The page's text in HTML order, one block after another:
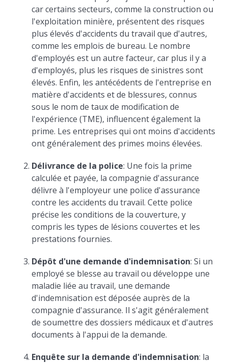
car certains secteurs, comme la construction ou
l'exploitation minière, présentent des risques
plus élevés d'accidents du travail que d'autres,
comme les emplois de bureau. Le nombre
d'employés est un autre facteur, car plus il y a
d'employés, plus les risques de sinistres sont
élevés. Enfin, les antécédents de l'entreprise en
matière d'accidents et de blessures, connus
sous le nom de taux de modification de
l'expérience (TME), influencent également la
prime. Les entreprises qui ont moins d'accidents
ont généralement des primes moins élevées.
Délivrance de la police: Une fois la prime
calculée et payée, la compagnie d'assurance
délivre à l'employeur une police d'assurance
contre les accidents du travail. Cette police
précise les conditions de la couverture, y
compris les types de lésions couvertes et les
prestations fournies.
Dépôt d'une demande d'indemnisation: Si un
employé se blesse au travail ou développe une
maladie liée au travail, une demande
d'indemnisation est déposée auprès de la
compagnie d'assurance. Il s'agit généralement
de soumettre des dossiers médicaux et d'autres
documents à l'appui de la demande.
Enquête sur la demande d'indemnisation: la